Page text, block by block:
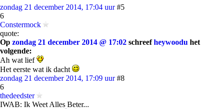
zondag 21 december 2014, 17:04 uur #5
6
Constermock
quote:
Op zondag 21 december 2014 @ 17:02 schreefheywoodu het
volgende:
Ah wat lief
Het eerste wat ik dacht
zondag 21 december 2014, 17:09 uur #8
6
thedeedster
IWAB: Ik Weet Alles Beter...